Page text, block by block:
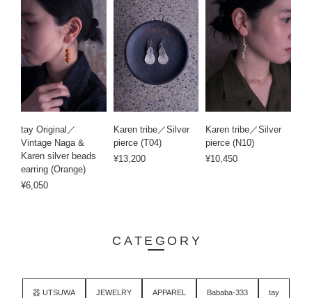
tay Original／
Vintage Naga &
Karen silver beads
earring (Orange)
¥6,050
Karen tribe／Silver
pierce (T04)
¥13,200
Karen tribe／Silver
pierce (N10)
¥10,450
CATEGORY
器 UTSUWA JEWELRY APPAREL Bababa-333 tay